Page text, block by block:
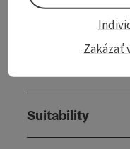
Suitability
Zakázať